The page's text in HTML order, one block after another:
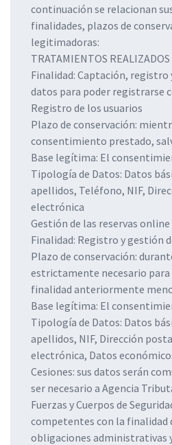
continuación se relacionan
finalidades, plazos de
legitimadoras:
TRATAMIENTOS REALIZADOS
Finalidad: Captación,
datos para poder registrarse
Registro de los usuarios
Plazo de conservación:
consentimiento prestado,
Base legítima: El
Tipología de Datos: Datos
apellidos, Teléfono, NIF,
electrónica
Gestión de las reservas online
Finalidad: Registro y gestión
Plazo de conservación:
estrictamente necesario
finalidad anteriormente
Base legítima: El
Tipología de Datos: Datos
apellidos, NIF, Dirección
electrónica, Datos
Cesiones: sus datos serán
ser necesario a Agencia
Fuerzas y Cuerpos de
competentes con la finalidad
obligaciones administrativas